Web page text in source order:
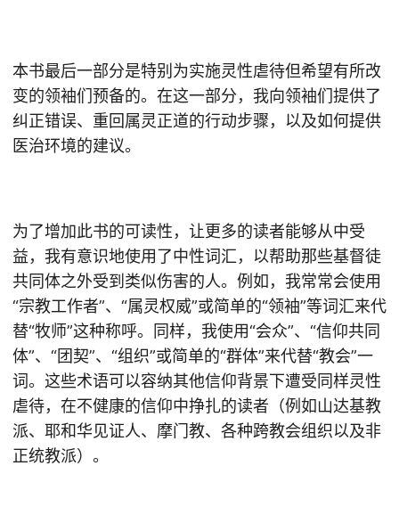
本书最后一部分是特别为实施灵性虐待但希望有所改
变的领袖们预备的。在这一部分，我向领袖们提供了
纠正错误、重回属灵正道的行动步骤，以及如何提供
医治环境的建议。
为了增加此书的可读性，让更多的读者能够从中受
益，我有意识地使用了中性词汇，以帮助那些基督徒
共同体之外受到类似伤害的人。例如，我常常会使用
“宗教工作者”、“属灵权威”或简单的“领袖”等词汇来代
替“牧师”这种称呼。同样，我使用“会众”、“信仰共同
体”、“团契”、“组织”或简单的“群体”来代替“教会”一
词。这些术语可以容纳其他信仰背景下遭受同样灵性
虐待，在不健康的信仰中挣扎的读者（例如山达基教
派、耶和华见证人、摩门教、各种跨教会组织以及非
正统教派）。